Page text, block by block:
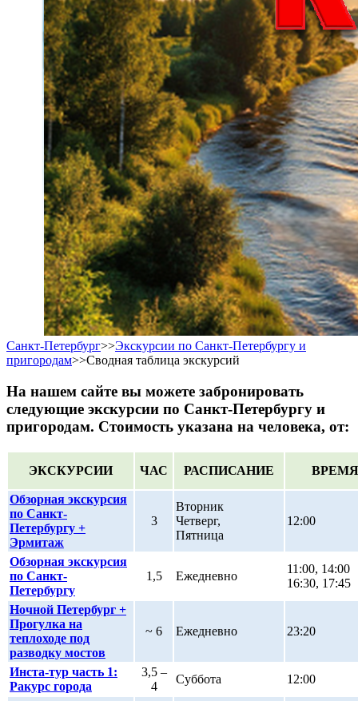
Санкт-Петербург>>Экскурсии по Санкт-Петербургу и
пригородам>>Сводная таблица экскурсий
На нашем сайте вы можете забронировать
следующие экскурсии по Санкт-Петербургу и
пригородам. Стоимость указана на человека, от:
ЭКСКУРСИИ ЧАС РАСПИСАНИЕ ВРЕМЯ
Обзорная экскурсия
по Санкт-
Петербургу +
Эрмитаж
3
Вторник
Четверг,
Пятница
12:00
Обзорная экскурсия
по Санкт-
Петербургу
1,5 Ежедневно
11:00, 14:00
16:30, 17:45
Ночной Петербург +
Прогулка на
теплоходе под
разводку мостов
~ 6 Ежедневно 23:20
Инста-тур часть 1:
Ракурс города
3,5 –
4
Суббота
12:00